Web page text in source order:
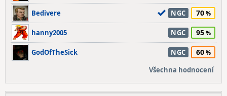
Bedivere NGC 70
hanny2005 NGC 95
GodOfTheSick NGC 60
Všechna hodnocení